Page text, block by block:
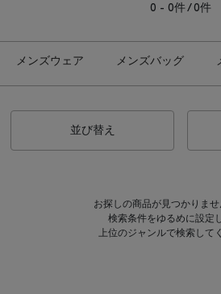
0 - 0件 / 0件
メンズウェア メンズバッグ
並び替え
お探しの商品が見つかりませ
検索条件をゆるめに設定
上位のジャンルで検索して